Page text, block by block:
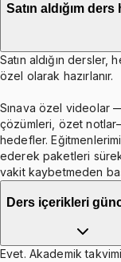
Satın aldığım
Satın aldığın dersler,
özel olarak hazırlanır.
Sınava özel videolar
çözümleri, özet
hedefler.
ederek paketleri
vakit kaybetmeden
Ders içerikleri
Evet. Akademik